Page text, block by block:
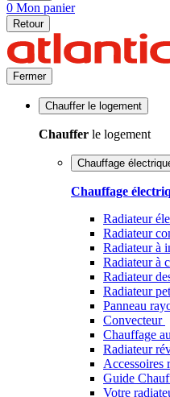
0 Mon panier
Retour
Fermer
Chauffer le logement
Chauffer le logement
Chauffage
Chauffage
Radiateur
Radiateur
Radiateur à
Radiateur à
Radiateur
Radiateur
Panneau
Convecteur
Chauffage
Radiateur
Accessoires
Guide
Votre